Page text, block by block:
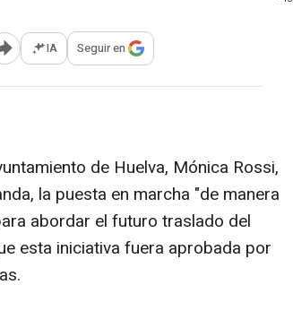
Abrir opciones para compartir
IA Seguir en
de Huelva, Mónica Rossi,
la puesta en marcha "de manera
abordar el futuro traslado del
esta iniciativa fuera aprobada por